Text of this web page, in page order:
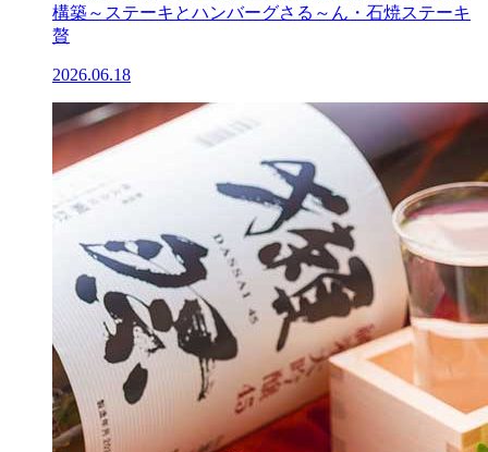
構築～ステーキとハンバーグさる～ん・石焼ステーキ
贅
2026.06.18